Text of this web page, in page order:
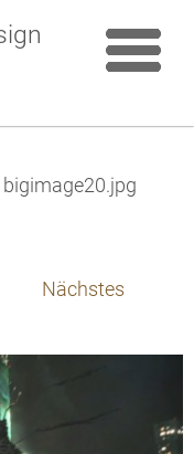
bigimage20.jpg
Nächstes